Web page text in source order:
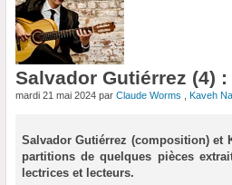
Salvador Gutiérrez (4)
mardi 21 mai 2024 parClaude Worms ,Kaveh
Salvador Gutiérrez (composition) et
partitions de quelques pièces
lectrices et lecteurs.